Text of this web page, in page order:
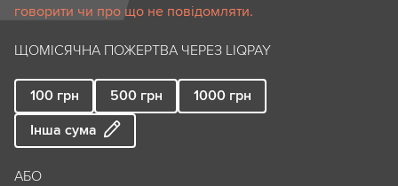
говорити чи про що не повідомляти.
ЩОМІСЯЧНА ПОЖЕРТВА ЧЕРЕЗ LIQPAY
100 грн 500 грн 1000 грн
Інша сума
АБО